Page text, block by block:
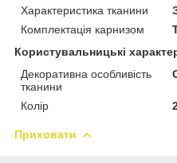
Характеристика тканини
Комплектація карнизом
Користувальницькі
Декоративна особливість
тканини
Колір
Приховати